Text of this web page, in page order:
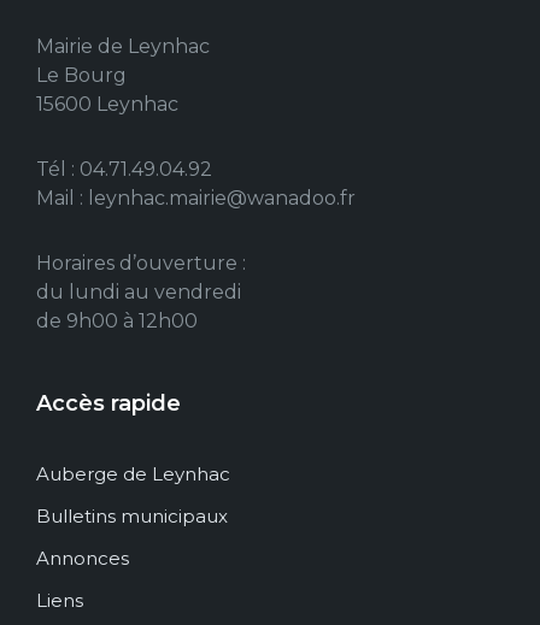
Mairie de Leynhac
Le Bourg
15600 Leynhac
Tél : 04.71.49.04.92
Mail : leynhac.mairie@wanadoo.fr
Horaires d’ouverture :
du lundi au vendredi
de 9h00 à 12h00
Accès rapide
Auberge de Leynhac
Bulletins municipaux
Annonces
Liens